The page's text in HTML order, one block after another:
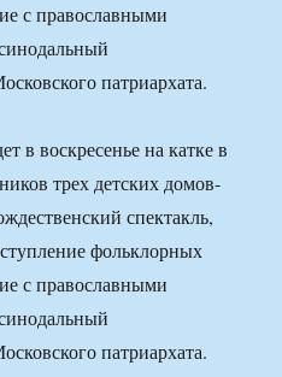
с православными
патриархата.
в воскресенье на катке в
трех детских домов-
спектакль,
фольклорных
с православными
патриархата.